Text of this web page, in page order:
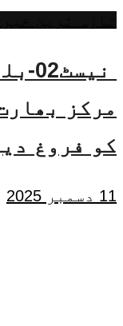
مرکز
کو فروغ
11 دسمبر 2025